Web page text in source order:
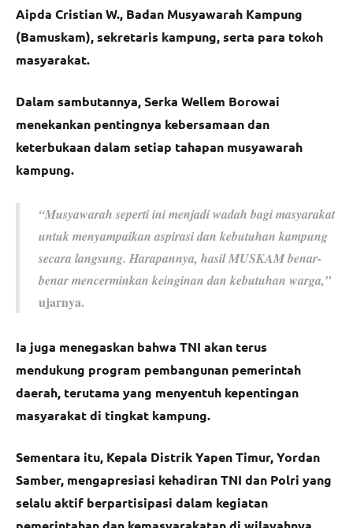
Aipda Cristian W., Badan Musyawarah Kampung
(Bamuskam), sekretaris kampung, serta para tokoh
masyarakat.
Dalam sambutannya, Serka Wellem Borowai
menekankan pentingnya kebersamaan dan
keterbukaan dalam setiap tahapan musyawarah
kampung.
“Musyawarah seperti ini menjadi wadah bagi masyarakat
untuk menyampaikan aspirasi dan kebutuhan kampung
secara langsung. Harapannya, hasil MUSKAM benar-
benar mencerminkan keinginan dan kebutuhan warga,”
ujarnya.
Ia juga menegaskan bahwa TNI akan terus
mendukung program pembangunan pemerintah
daerah, terutama yang menyentuh kepentingan
masyarakat di tingkat kampung.
Sementara itu, Kepala Distrik Yapen Timur, Yordan
Samber, mengapresiasi kehadiran TNI dan Polri yang
selalu aktif berpartisipasi dalam kegiatan